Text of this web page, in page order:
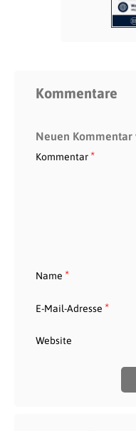
Kommentare
Neuen Kommentar
Kommentar*
Name *
E-Mail-Adresse *
Website